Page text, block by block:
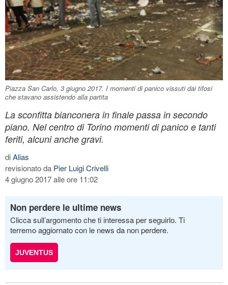
Piazza San Carlo, 3 giugno 2017. I momenti di panico vissuti dai tifosi
che stavano assistendo alla partita
La sconfitta bianconera in finale passa in secondo
piano. Nel centro di Torino momenti di panico e tanti
feriti, alcuni anche gravi.
diAlias
revisionato da Pier Luigi Crivelli
4 giugno 2017 alle ore 11:02
Non perdere le ultime news
Clicca sull’argomento che ti interessa per seguirlo. Ti
terremo aggiornato con le news da non perdere.
JUVENTUS